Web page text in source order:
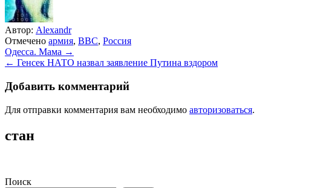
Автор: Alexandr
Отмечено армия, ВВС, Россия
Навигация
по
записям
Одесса. Мама →
← Генсек НАТО назвал заявление Путина вздором
Добавить комментарий
Для отправки комментария вам необходимо авторизоваться.
стан
Поиск